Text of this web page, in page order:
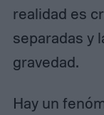
realidad es
separadas y
gravedad.
Hay un